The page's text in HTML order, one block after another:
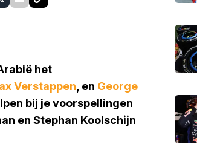
het
Verstappen , en George
bij je voorspellingen
en Stephan Koolschijn